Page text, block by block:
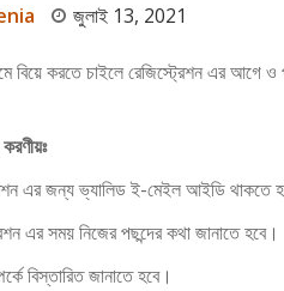
জুলাই 13, 2021
বিয়ে করতে চাইলে রেজিস্ট্রেশন এর
এর জন্য ভ্যালিড ই-মেইল আইডি থাকতে
এর সময় নিজের পছন্দের কথা জানাতে হবে।
বিস্তারিত জানাতে হবে।